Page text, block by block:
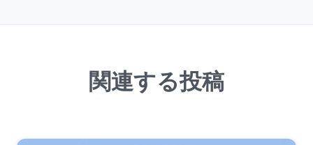
関連する投稿